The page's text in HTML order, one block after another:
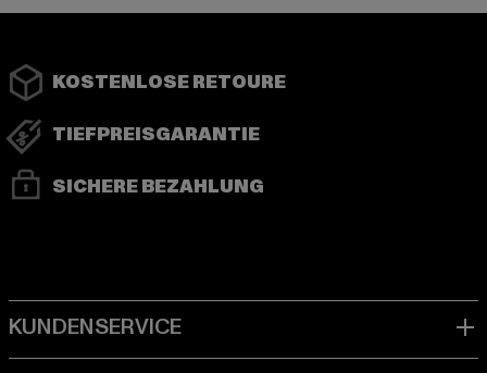
KOSTENLOSE RETOURE
TIEFPREISGARANTIE
SICHERE BEZAHLUNG